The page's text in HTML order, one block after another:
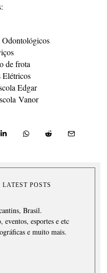
de frota
Edgar
Vanor
LATEST POSTS
Brasil.
esportes e etc
e muito mais.